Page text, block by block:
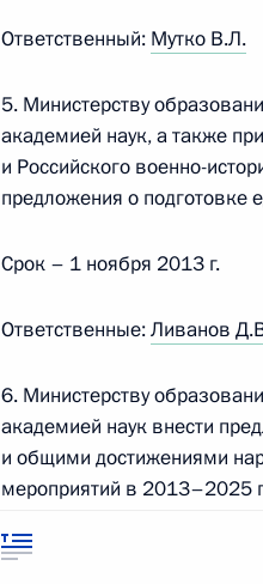
Документы
Поиск
Для СМИ
с ограниченными
возможностями
English
Администрация
Президента России
Ответственный: Мутко В.Л.
5. Министерству
академией наук, а также
и Российского военно-
предложения о подготовке
Срок – 1 ноября 2013 г.
Ответственные:Ливанов
6. Министерству
академией наук внести
и общими достижениями
мероприятий в 2013–2025
Срок – 1 октября 2013 года.